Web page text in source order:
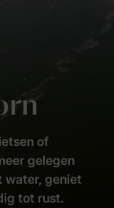
of
gelegen
water, geniet
tot rust.